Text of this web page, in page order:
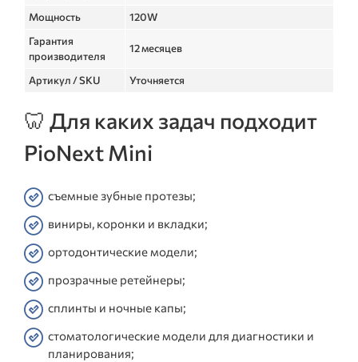
Мощность
120W
Гарантия
производителя
12 месяцев
Артикул / SKU Уточняется
🦷 Для каких задач подходит
PioNext Mini
съемные зубные протезы;
виниры, коронки и вкладки;
ортодонтические модели;
прозрачные ретейнеры;
сплинты и ночные капы;
стоматологические модели для диагностики и
планирования;